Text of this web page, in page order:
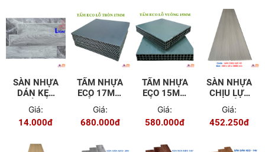
SÀN NHỰA
DÁN KEO
GIẢ GỖ
LION
FLOOR
Giá:
14.000đ
TẤM NHỰA
ECO 17MM
LỖ TRÒN
Giá:
680.000đ
TẤM NHỰA
ECO 15MM
LỖ VUÔNG
Giá:
580.000đ
SÀN NHỰA
CHỊU LỰC
GÁC LỬNG
GÁC XÉP
MÀU 03
Giá:
452.250đ